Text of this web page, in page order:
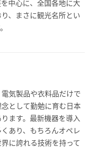
中心に、全国各地に大
、まさに観光名所とい
気製品や衣料品だけで
として勤勉に育む日本
ます。最新機器を導入
あり、もちろんオペレ
に誇れる技術を持って